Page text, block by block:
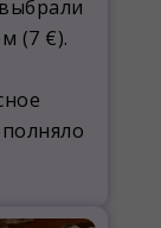
(7 €).